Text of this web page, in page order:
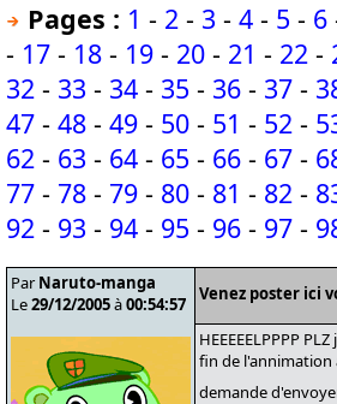
Pages : 1 - 2 - 3 - 4 - 5 - 6
- 17 - 18 - 19 - 20 - 21 - 22 -
32 - 33 - 34 - 35 - 36 - 37 -
47 - 48 - 49 - 50 - 51 - 52 -
62 - 63 - 64 - 65 - 66 - 67 -
77 - 78 - 79 - 80 - 81 - 82 -
92 - 93 - 94 - 95 - 96 - 97 -
Par Naruto-manga
Le29/12/2005à00:54:57 Venez poster ici
HEEEEELPPPP
fin de l'annimation
demande